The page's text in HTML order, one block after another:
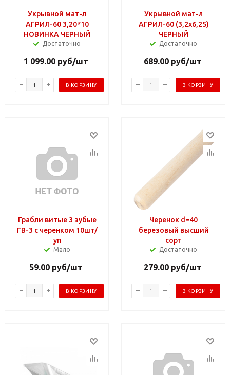
Укрывной мат-л
АГРИЛ-60 3,20*10
НОВИНКА ЧЕРНЫЙ
Достаточно
1 099.00 руб/шт
В КОРЗИНУ
Укрывной мат-л
АГРИЛ-60 (3,2х6,25)
ЧЕРНЫЙ
Достаточно
689.00руб/шт
В КОРЗИНУ
Грабли витые 3 зубые
ГВ-3 с черенком 10шт/
уп
Мало
59.00 руб/шт
В КОРЗИНУ
Черенок d=40
березовый высший
сорт
Достаточно
279.00руб/шт
В КОРЗИНУ